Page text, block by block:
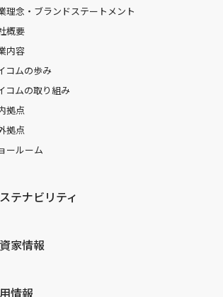
理念・ブランドステートメント
概要
内容
コムの歩み
コムの取り組み
拠点
拠点
ールーム
テナビリティ
家情報
情報